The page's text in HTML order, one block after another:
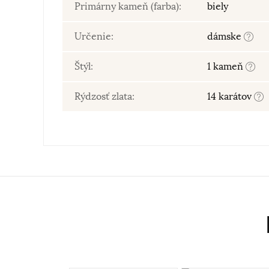
Primárny kameň (farba): biely
Určenie: dámske
Štýl: 1 kameň
Rýdzosť zlata: 14 karátov